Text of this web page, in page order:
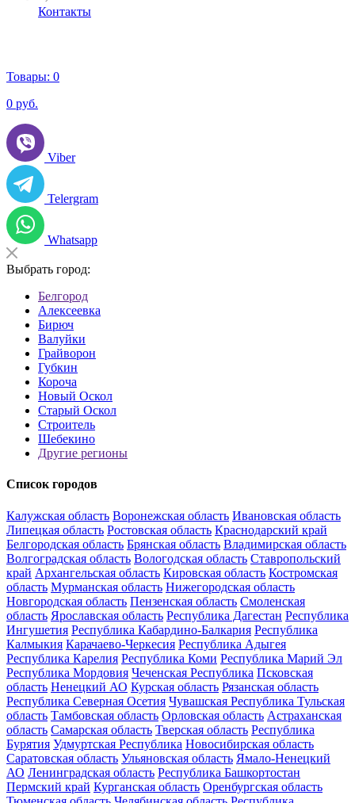
Контакты
Товары: 0
0 руб.
Viber
Telergram
Whatsapp
Выбрать город:
Белгород
Алексеевка
Бирюч
Валуйки
Грайворон
Губкин
Короча
Новый Оскол
Старый Оскол
Строитель
Шебекино
Другие регионы
Список городов
Калужская область Воронежская область Ивановская область
Липецкая область Ростовская область Краснодарский край
Белгородская область Брянская область Владимирская область
Волгоградская область Вологодская область Ставропольский
край Архангельская область Кировская область Костромская
область Мурманская область Нижегородская область
Новгородская область Пензенская область Смоленская
область Ярославская область Республика Дагестан Республика
Ингушетия Республика Кабардино-Балкария Республика
Калмыкия Карачаево-Черкесия Республика Адыгея
Республика Карелия Республика Коми Республика Марий Эл
Республика Мордовия Чеченская Республика Псковская
область Ненецкий АО Курская область Рязанская область
Республика Северная Осетия Чувашская Республика Тульская
область Тамбовская область Орловская область Астраханская
область Самарская область Тверская область Республика
Бурятия Удмуртская Республика Новосибирская область
Саратовская область Ульяновская область Ямало-Ненецкий
АО Ленинградская область Республика Башкортостан
Пермский край Курганская область Оренбургская область